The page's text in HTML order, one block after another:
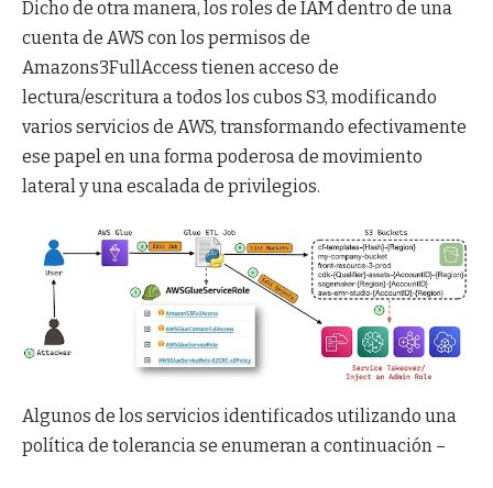
Dicho de otra manera, los roles de IAM dentro de una
cuenta de AWS con los permisos de
Amazons3FullAccess tienen acceso de
lectura/escritura a todos los cubos S3, modificando
varios servicios de AWS, transformando efectivamente
ese papel en una forma poderosa de movimiento
lateral y una escalada de privilegios.
Algunos de los servicios identificados utilizando una
política de tolerancia se enumeran a continuación –